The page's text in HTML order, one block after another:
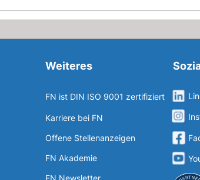
Weiteres
FN ist DIN ISO 9001 zertifiziert
Karriere bei FN
Offene Stellenanzeigen
FN Akademie
FN Newsletter